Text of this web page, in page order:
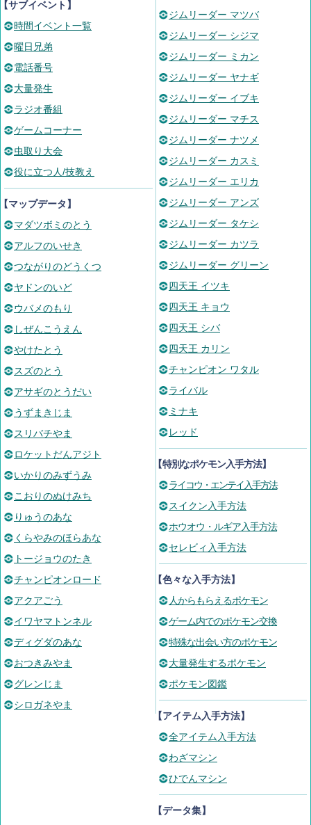
サブイベント】
時間イベント一覧
曜日兄弟
電話番号
大量発生
ラジオ番組
ゲームコーナー
虫取り大会
役に立つ人/技教え
マップデータ】
マダツボミのとう
アルフのいせき
つながりのどうくつ
ヤドンのいど
ウバメのもり
しぜんこうえん
やけたとう
スズのとう
アサギのとうだい
うずまきじま
スリバチやま
ロケットだんアジト
いかりのみずうみ
こおりのぬけみち
りゅうのあな
くらやみのほらあな
トージョウのたき
チャンピオンロード
アクアごう
イワヤマトンネル
ディグダのあな
おつきみやま
グレンじま
シロガネやま
ジムリーダー マツバ
ジムリーダー シジマ
ジムリーダー ミカン
ジムリーダー ヤナギ
ジムリーダー イブキ
ジムリーダー マチス
ジムリーダー ナツメ
ジムリーダー カスミ
ジムリーダー エリカ
ジムリーダー アンズ
ジムリーダー タケシ
ジムリーダー カツラ
ジムリーダー グリーン
四天王 イツキ
四天王 キョウ
四天王 シバ
四天王 カリン
チャンピオン ワタル
ライバル
ミナキ
レッド
【特別なポケモン入手方法】
ライコウ・エンテイ入手方法
スイクン入手方法
ホウオウ・ルギア入手方法
セレビィ入手方法
【色々な入手方法】
人からもらえるポケモン
ゲーム内でのポケモン交換
特殊な出会い方のポケモン
大量発生するポケモン
ポケモン図鑑
【アイテム入手方法】
全アイテム入手方法
わざマシン
ひでんマシン
【データ集】